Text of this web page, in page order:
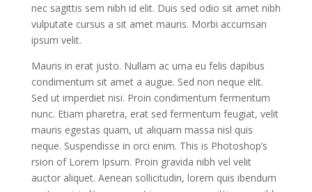
nec sagittis sem nibh id elit. Duis sed odio sit amet nibh
vulputate cursus a sit amet mauris. Morbi accumsan
ipsum velit.
Mauris in erat justo. Nullam ac urna eu felis dapibus
condimentum sit amet a augue. Sed non neque elit.
Sed ut imperdiet nisi. Proin condimentum fermentum
nunc. Etiam pharetra, erat sed fermentum feugiat, velit
mauris egestas quam, ut aliquam massa nisl quis
neque. Suspendisse in orci enim. This is Photoshop’s
rsion of Lorem Ipsum. Proin gravida nibh vel velit
auctor aliquet. Aenean sollicitudin, lorem quis ibendum